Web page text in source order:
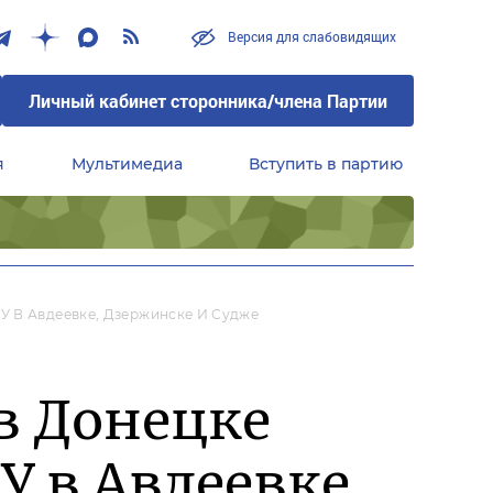
Версия для слабовидящих
Личный кабинет сторонника/члена Партии
Мультимедиа Вступить в партию
В Авдеевке, Дзержинске И Судже
Донецке